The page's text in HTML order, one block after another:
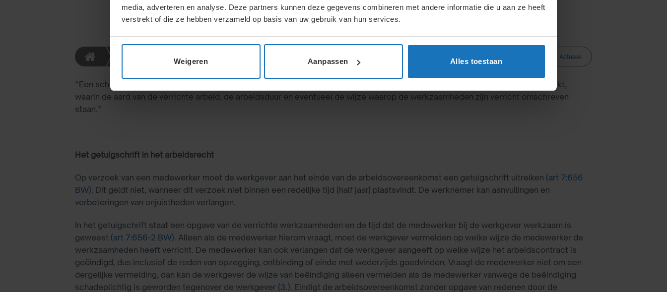
media, adverteren en analyse. Deze partners kunnen deze gegevens combineren met andere informatie die u aan ze heeft
verstrekt of die ze hebben verzameld op basis van uw gebruik van hun services.
Weigeren Aanpassen Alles toestaan
Actueel
“Een schriftelijk document dat een werkgever bij het einde van een arbeidsovereenkomst op verzoek aan een werknemer uitreikt,
waarin de aard van de verrichte arbeid, de arbeidsduur en eventueel de wijze waarop de werkzaamheden zijn verricht omschreven
staan.”
Het getuigschrift in het arbeidsrecht
Op verzoek van een medewerker moet de werkgever aan het einde van de arbeidsovereenkomst een getuigschrift uitreiken (art 7:656
BW). Dit geldt niet, wanneer dit verzoek niet binnen een redelijke tijd (half jaar) plaatsvindt. De werknemer kan aanvullingen en
verbeteringen van onjuistheden verlangen.
In het getuigschrift staat een opgave van de verrichte werkzaamheden en de tijd dat de medewerker bij de werkgever werkzaam is
geweest (art 7:656-2 BW). Alleen als de medewerker hierom vraagt, moet de werkgever vermelden op welke wijze de medewerker de
werkzaamheden heeft verricht. De medewerker kan ook verlangen dat de werkgever aangeeft op welke wijze het arbeidscontract is
geëindigd, dus inclusief de reden van opzegging, ontbinding of einde met wederzijds goedvinden. Vraagt de medewerker niet om een
dergelijke vermelding, dan kan de werkgever de wijze van beëindiging alleen vermelden als de medewerker vanwege de beëindiging
schadeplichtig is geworden tegenover de werkgever (3.). Eindigt de arbeidsovereenkomst zonder opgave van redenen door de